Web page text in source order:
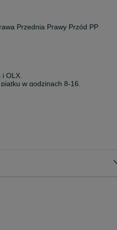
Przednia Prawy Przód PP
OLX.
w godzinach 8-16.